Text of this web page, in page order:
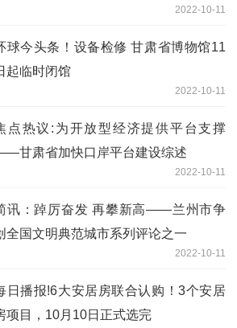
2022-10-11
球今头条！设备检修 甘肃省博物馆11
起临时闭馆
2022-10-11
点热议:为开放型经济提供平台支撑
甘肃省加快口岸平台建设综述
2022-10-11
讯：踔厉奋发 再攀新高——兰州市争
全国文明典范城市系列评论之一
2022-10-11
日播报!6大安居房联合认购！3个安居
项目，10月10日正式选完